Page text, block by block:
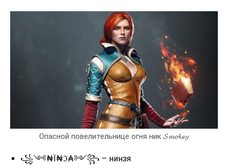
Опасной повелительнице огня ник 𝓢𝓶𝓸𝓴𝓮𝔂
꧁༺₦Ї₦ℑ₳༻꧂ – нинзя